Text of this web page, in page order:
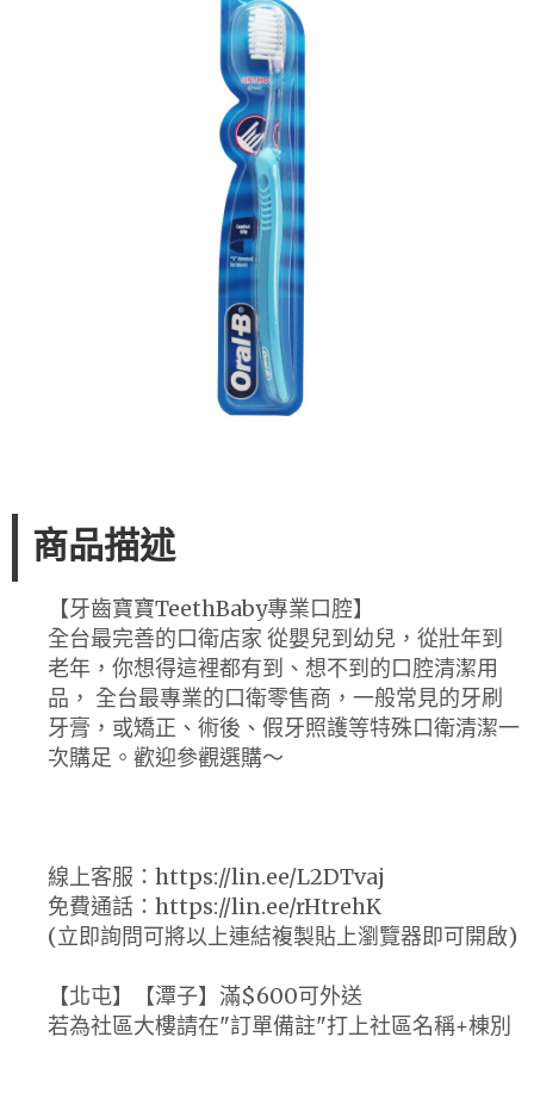
商品描述
【牙齒寶寶TeethBaby專業口腔】
全台最完善的口衛店家 從嬰兒到幼兒，從壯年到
老年，你想得這裡都有到、想不到的口腔清潔用
品， 全台最專業的口衛零售商，一般常見的牙刷
牙膏，或矯正、術後、假牙照護等特殊口衛清潔一
次購足。歡迎參觀選購～
線上客服：https://lin.ee/L2DTvaj
免費通話：https://lin.ee/rHtrehK
(立即詢問可將以上連結複製貼上瀏覽器即可開啟)
【北屯】【潭子】滿$600可外送
若為社區大樓請在"訂單備註"打上社區名稱+棟別